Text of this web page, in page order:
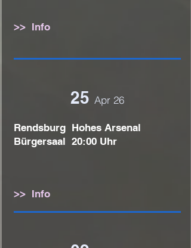
>> Info
25 Apr 26
Rendsburg Hohes Arsenal
Bürgersaal 20:00 Uhr
>> Info